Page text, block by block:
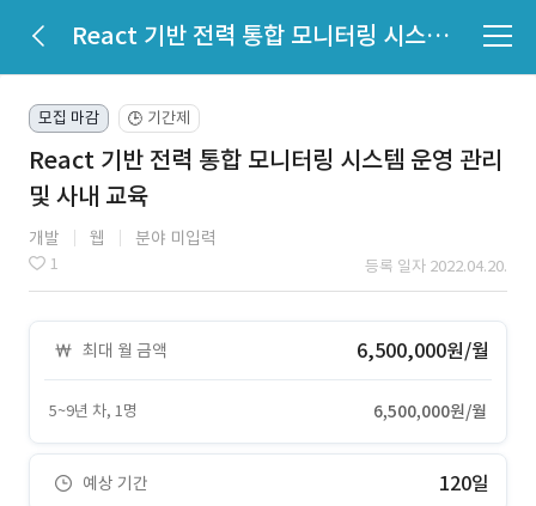
React 기반 전력 통합 모니터링 시스템 운영 관리 및 사내 교육
모집 마감 🕒 기간제
React 기반 전력 통합 모니터링 시스템 운영 관리
및 사내 교육
개발 웹 분야 미입력
1 등록 일자 2022.04.20.
최대 월 금액 6,500,000원/월
5~9년 차, 1명 6,500,000원/월
예상 기간 120일